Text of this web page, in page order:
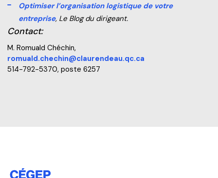
Optimiser l’organisation logistique de votre
entreprise, Le Blog du dirigeant.
Contact:
M. Romuald Chéchin,
romuald.chechin@claurendeau.qc.ca
514-792-5370, poste 6257